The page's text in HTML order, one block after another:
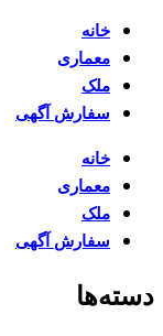
خانه
معماری
ملک
سفارش آگهی
خانه
معماری
ملک
سفارش آگهی
دسته‌ها